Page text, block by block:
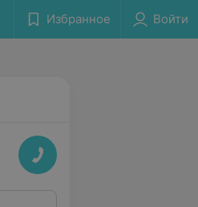
Избранное Войти